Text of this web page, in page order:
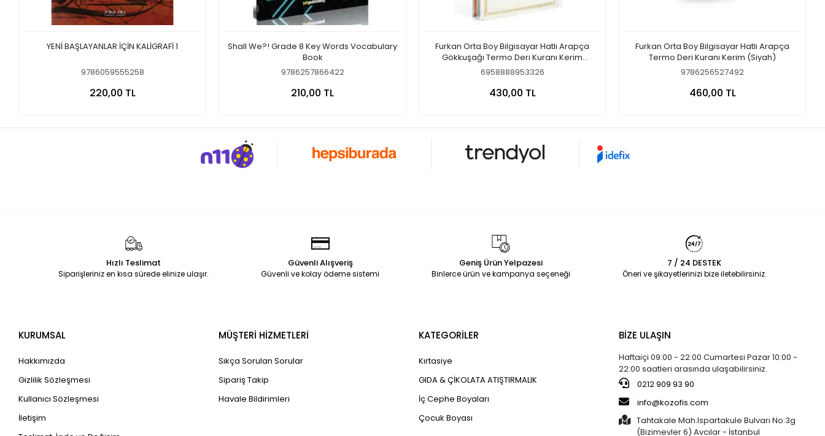
YENİ BAŞLAYANLAR İÇİN KALİGRAFİ 1
9786059555258
220,00 TL
Shall We?! Grade 8 Key Words Vocabulary
Book
9786257866422
210,00 TL
Furkan Orta Boy Bilgisayar Hatlı Arapça
Gökkuşağı Termo Deri Kuranı Kerim
(Beyaz)
6958888953326
430,00 TL
Furkan Orta Boy Bilgisayar Hatlı Arapça
Termo Deri Kuranı Kerim (Siyah)
9786256527492
460,00 TL
Hızlı Teslimat
Siparişleriniz en kısa sürede elinize ulaşır.
Güvenli Alışveriş
Güvenli ve kolay ödeme sistemi
Geniş Ürün Yelpazesi
Binlerce ürün ve kampanya seçeneği
7 / 24 DESTEK
Öneri ve şikayetlerinizi bize iletebilirsiniz.
KURUMSAL
Hakkımızda
Gizlilik Sözleşmesi
Kullanıcı Sözleşmesi
İletişim
MÜŞTERİ HİZMETLERİ
Sıkça Sorulan Sorular
Sipariş Takip
Havale Bildirimleri
KATEGORİLER
Kırtasiye
GIDA & ÇİKOLATA ATIŞTIRMALIK
İç Cephe Boyaları
Çocuk Boyası
BİZE ULAŞIN
Haftaiçi 09:00 - 22:00 Cumartesi Pazar 10:00 -
22:00 saatleri arasında ulaşabilirsiniz.
0212 909 93 90
info@kozofis.com
Tahtakale Mah.Ispartakule Bulvarı No:3g
(Bizimevler 6) Avcılar - İstanbul